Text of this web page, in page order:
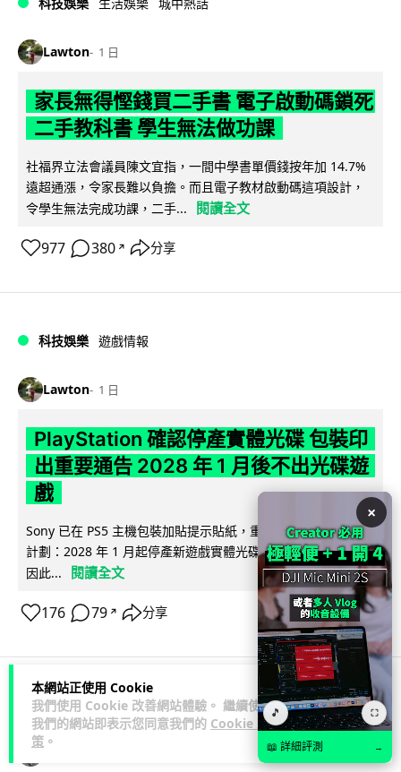
本網站正使用 Cookie
我們使用 Cookie 改善網站體驗。 繼續使用
我們的網站即表示您同意我們的 Cookie 政
策 。
Lawton 1 日
家長無得慳錢買二手書 電子啟動碼鎖死
二手教科書 學生無法做功課
社福界立法會議員陳文宜指，一間中學書單價錢按年加 14.7%
遠超通漲，令家長難以負擔。而且電子教材啟動碼這項設計，
令學生無法完成功課，二手...
閱讀全文
977 380 ↗ 分享
科技娛樂 遊戲情報
Lawton 1 日
PlayStation 確認停產實體光碟 包裝印
出重要通告 2028 年 1 月後不出光碟遊
戲
Sony 已在 PS5 主機包裝加貼提示貼紙，重申官方 7 月已公布
計劃：2028 年 1 月起停產新遊戲實體光碟。分析師預期 PS6
因此...
閱讀全文
176 79 ↗ 分享
人工智能
×
🎵 ⛶
📖 詳細評測 →